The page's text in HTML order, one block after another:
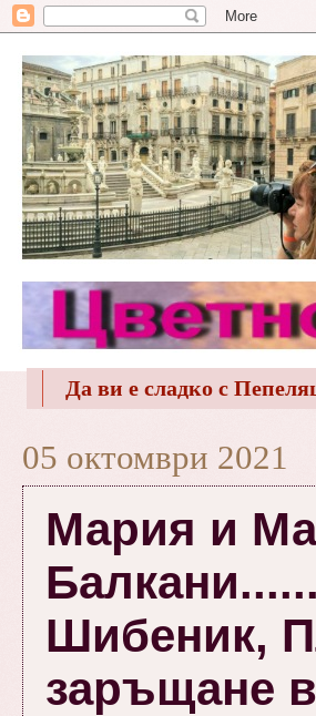
Да ви е сладко с
05 октомври 2021
Мария и
Шибеник,
заръщане